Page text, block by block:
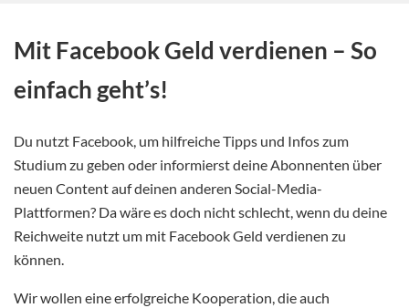
Mit Facebook Geld verdienen – So
einfach geht’s!
Du nutzt Facebook, um hilfreiche Tipps und Infos zum
Studium zu geben oder informierst deine Abonnenten über
neuen Content auf deinen anderen Social-Media-
Plattformen? Da wäre es doch nicht schlecht, wenn du deine
Reichweite nutzt um mit Facebook Geld verdienen zu
können.
Wir wollen eine erfolgreiche Kooperation, die auch